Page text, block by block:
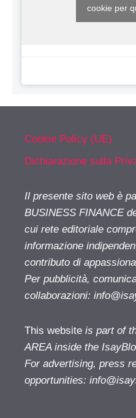
cookie per
Cookie Policy (UE)
Dichiarazione sulla
Il presente sito web è
BUSINESS FINANCE
cui rete editoriale
informazione
contributo di
Per pubblicità,
collaborazioni:
This website is part of
AREA inside the
For advertising, press
opportunities: